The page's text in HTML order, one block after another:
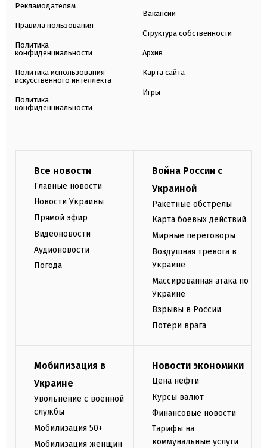
Рекламодателям
Правила пользования
Политика
конфиденциальности
Политика использования
искусственного интеллекта
Политика
конфиденциальности
Вакансии
Структура собственности
Архив
Карта сайта
Игры
Все новости
Главные новости
Новости Украины
Прямой эфир
Видеоновости
Аудионовости
Погода
Война России с
Украиной
Ракетные обстрелы
Карта боевых действий
Мирные переговоры
Воздушная тревога в
Украине
Массированная атака по
Украине
Взрывы в России
Потери врага
Мобилизация в
Украине
Увольнение с военной
службы
Мобилизация 50+
Мобилизация женщин
Новости экономики
Цена нефти
Курсы валют
Финансовые новости
Тарифы на
коммунальные услуги